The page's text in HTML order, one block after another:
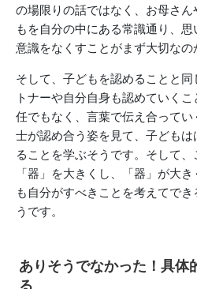
の場限りの話ではなく、お母さ
もを自分の中にある常識通り、
意識をなくすことがまず大切なの
そして、子どもを認めることと
トナーや自分自身も認めていく
任でもなく、言葉で伝え合って
士が認め合う姿を見て、子ども
ることを学ぶそうです。そして
「器」を大きくし、「器」が大
も自分がすべきことを考えてで
うです。
ありそうでなかった！具体
る